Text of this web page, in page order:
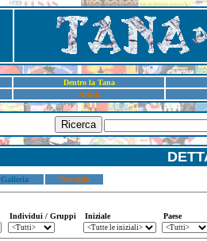
Dentro la Tana
Artisti
Ricerca
Galleria Dettaglio
Individui / Gruppi Iniziale Paese